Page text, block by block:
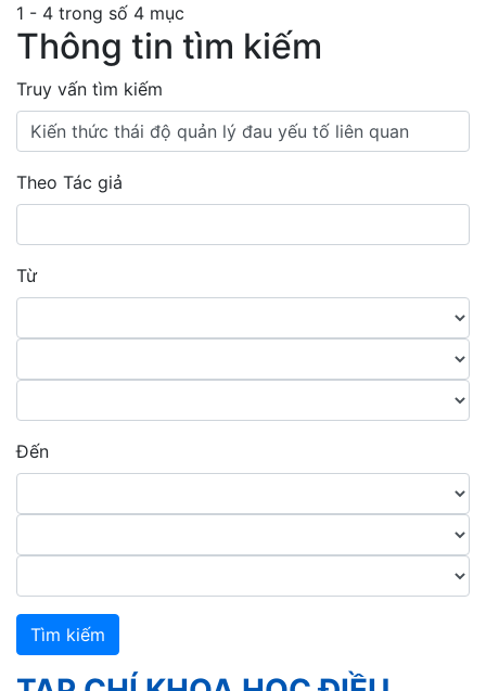
1 - 4 trong số 4 mục
Thông tin tìm kiếm
Truy vấn tìm kiếm
Theo Tác giả
Từ
Đến
Tìm kiếm